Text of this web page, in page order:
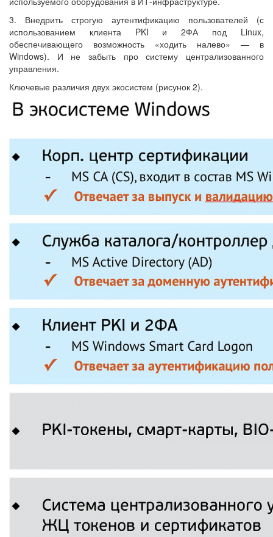
3. Внедрить строгую аутентификацию пользователей (с
использованием клиента PKI и 2ФА под Linux,
обеспечивающего возможность «ходить налево» — в
Windows). И не забыть про систему централизованного
управления.
Ключевые различия двух экосистем (рисунок 2).